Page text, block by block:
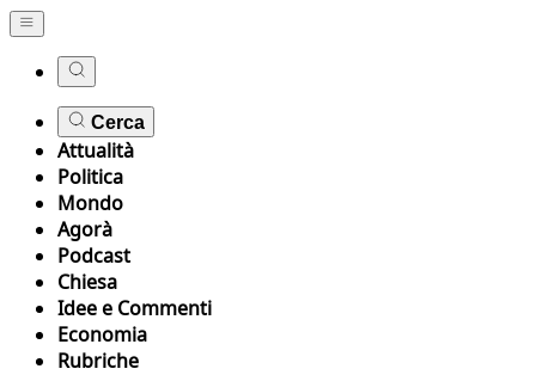
Cerca
Attualità
Politica
Mondo
Agorà
Podcast
Chiesa
Idee e Commenti
Economia
Rubriche